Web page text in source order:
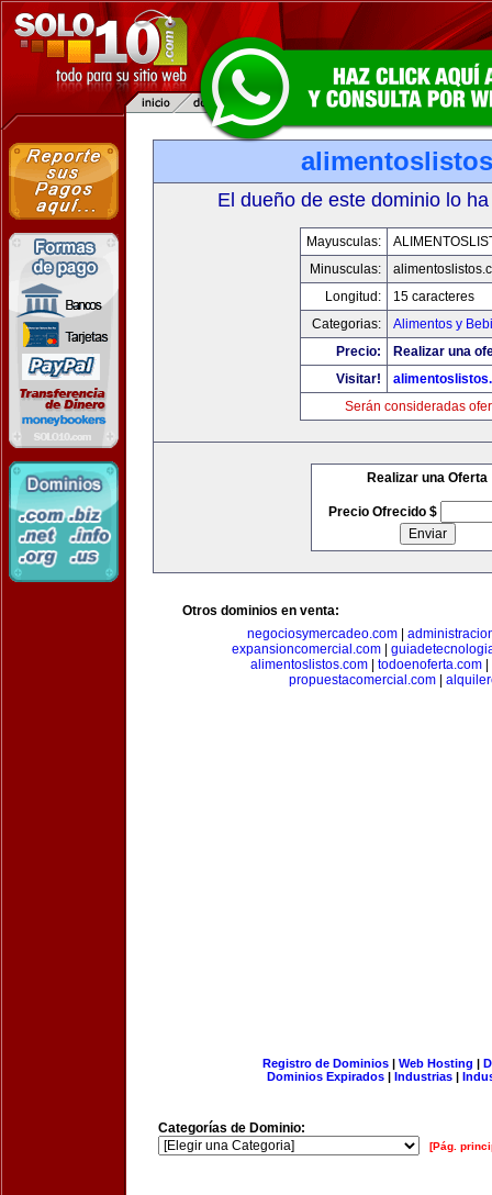
El dueño de este dominio lo
Mayusculas:
Minusculas:
Longitud:
15 caracteres
Categorias:
Alimentos y
Precio:
Realizar una
Visitar!
Serán consideradas
Realizar una Oferta
Precio Ofrecido $
Otros dominios en venta:
negociosymercadeo.com|
expansioncomercial.com|
alimentoslistos.com| todoenoferta.com|
propuestacomercial.com
Registro de Dominios| Web Hosting |
Dominios Expirados | Industrias |
Categorías de Dominio:
[Pág.